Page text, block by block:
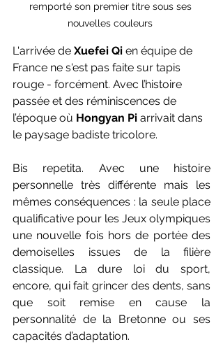
remporté son premier titre sous ses
nouvelles couleurs
L'arrivée de Xuefei Qi en équipe de
France ne s'est pas faite sur tapis
rouge - forcément. Avec l’histoire
passée et des réminiscences de
l’époque où Hongyan Pi arrivait dans
le paysage badiste tricolore.
Bis repetita. Avec une histoire
personnelle très différente mais les
mêmes conséquences : la seule place
qualificative pour les Jeux olympiques
une nouvelle fois hors de portée des
demoiselles issues de la filière
classique. La dure loi du sport,
encore, qui fait grincer des dents, sans
que soit remise en cause la
personnalité de la Bretonne ou ses
capacités d’adaptation.